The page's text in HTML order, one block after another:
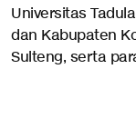
Universitas
dan Kabupaten
Sulteng, serta